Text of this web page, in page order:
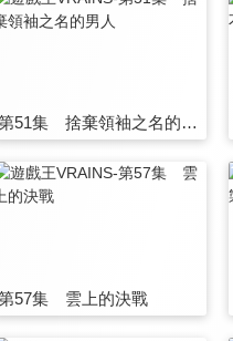
第51集 捨棄領袖之名的男人
57集 雲上的決戰